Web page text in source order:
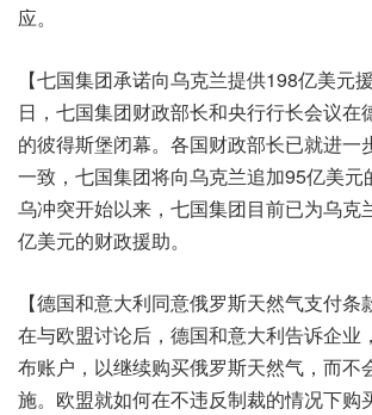
应。
【七国集团承诺向乌克兰提供198亿美元
日，七国集团财政部长和央行行长会议在
的彼得斯堡闭幕。各国财政部长已就进一
一致，七国集团将向乌克兰追加95亿美元
乌冲突开始以来，七国集团目前已为乌克
亿美元的财政援助。
【德国和意大利同意俄罗斯天然气支付条
在与欧盟讨论后，德国和意大利告诉企业
布账户，以继续购买俄罗斯天然气，而不
施。欧盟就如何在不违反制裁的情况下购